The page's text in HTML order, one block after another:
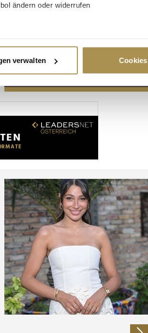
ändern oder widerrufen
werden, und legen Sie Ihre
Funktionen für soziale Medien
Analysen weiter. Unsere Partner führen
bereitgestellt haben oder die sie im
verwalten